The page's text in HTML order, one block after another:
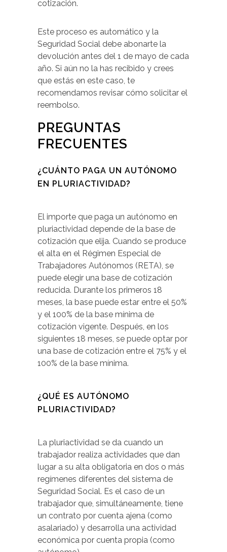
cotización.
Este proceso es automático y la
Seguridad Social debe abonarte la
devolución antes del 1 de mayo de cada
año. Si aún no la has recibido y crees
que estás en este caso, te
recomendamos revisar cómo solicitar el
reembolso.
PREGUNTAS
FRECUENTES
¿CUÁNTO PAGA UN AUTÓNOMO
EN PLURIACTIVIDAD?
El importe que paga un autónomo en
pluriactividad depende de la base de
cotización que elija. Cuando se produce
el alta en el Régimen Especial de
Trabajadores Autónomos (RETA), se
puede elegir una base de cotización
reducida. Durante los primeros 18
meses, la base puede estar entre el 50%
y el 100% de la base mínima de
cotización vigente. Después, en los
siguientes 18 meses, se puede optar por
una base de cotización entre el 75% y el
100% de la base mínima.
¿QUÉ ES AUTÓNOMO
PLURIACTIVIDAD?
La pluriactividad se da cuando un
trabajador realiza actividades que dan
lugar a su alta obligatoria en dos o más
regímenes diferentes del sistema de
Seguridad Social. Es el caso de un
trabajador que, simultáneamente, tiene
un contrato por cuenta ajena (como
asalariado) y desarrolla una actividad
económica por cuenta propia (como